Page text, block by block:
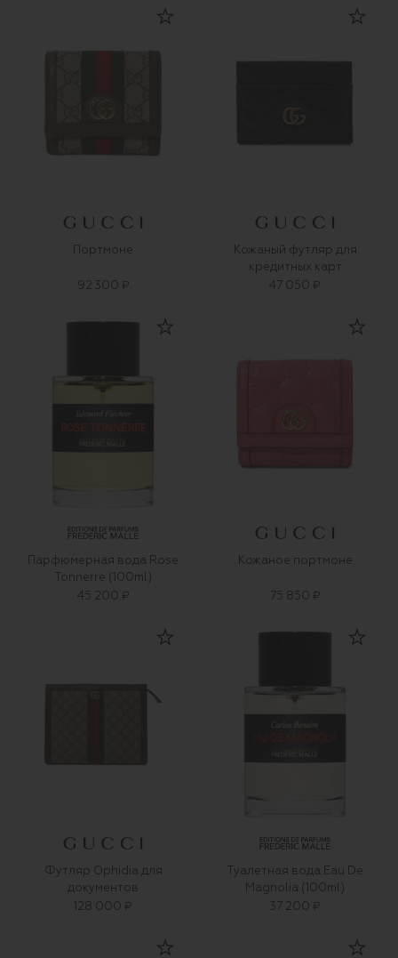
Портмоне
92 300 ₽
Кожаный футляр для
кредитных карт
47 050 ₽
Парфюмерная вода Rose
Tonnerre (100ml)
45 200 ₽
Кожаное портмоне
75 850 ₽
Футляр Ophidia для
документов
128 000 ₽
Туалетная вода Eau De
Magnolia (100ml)
37 200 ₽